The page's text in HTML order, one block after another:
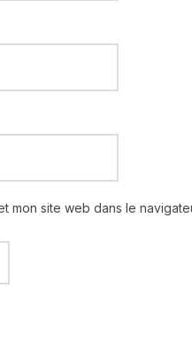
mon site web dans le